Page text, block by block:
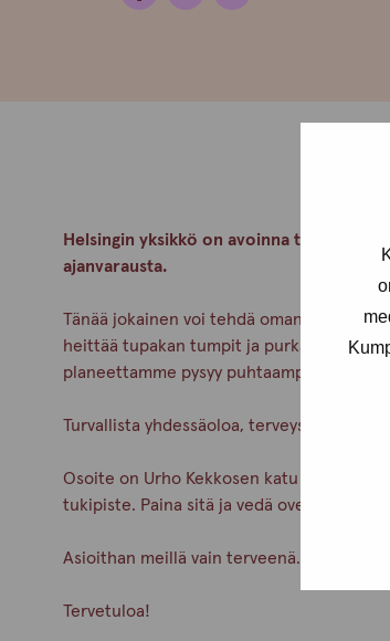
Helsingin yksikkö on avoinna tiistaisin
ajanvarausta.
Tänää jokainen voi tehdä oman pienen
heittää tupakan tumpit ja purkat, jotta
planeettamme pysyy puhtaampana.
Turvallista yhdessäoloa, terveyspalveluita,
Osoite on Urho Kekkosen katu 4-6 B,
tukipiste. Paina sitä ja vedä ovenkahvasta.
Asioithan meillä vain terveenä. Pidetään
Tervetuloa!